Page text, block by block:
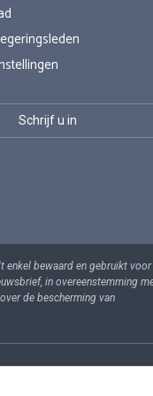
enkel bewaard en gebruikt voor
in overeenstemming
de bescherming van